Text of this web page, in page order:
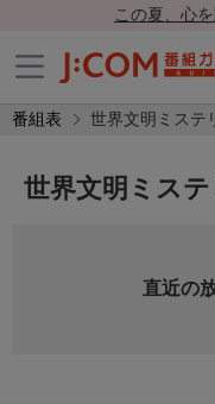
この夏、心
番組表 世界文明ミステ
世界文明ミス
直近の